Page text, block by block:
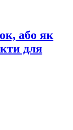
або як
для